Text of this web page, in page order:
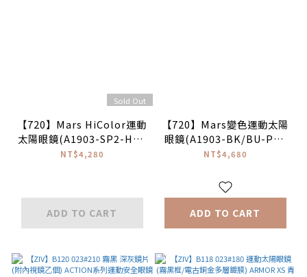
Sold Out
【720】Mars HiColor運動
太陽眼鏡(A1903-SP2-HC#
消光粉/HC棕色片)#台灣製
NT$4,280
ADD TO CART
【720】Mars變色運動太陽
眼鏡(A1903-BK/BU-PX#
消光黑/超藍變色片)#台灣製
NT$4,680
ADD TO CART